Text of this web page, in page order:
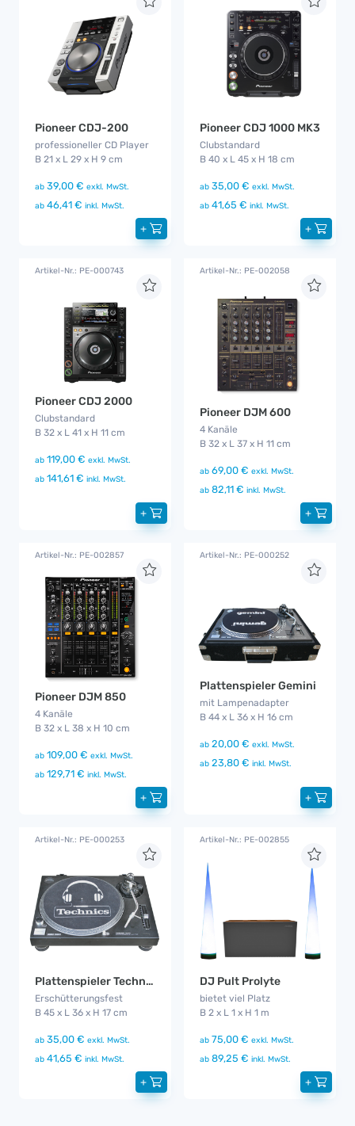
Pioneer CDJ-200
professioneller CD Player
B 21 x L 29 x H 9 cm
ab 39,00 € exkl. MwSt.
ab 46,41 € inkl. MwSt.
+
Pioneer CDJ 1000 MK3
Clubstandard
B 40 x L 45 x H 18 cm
ab 35,00 € exkl. MwSt.
ab 41,65 € inkl. MwSt.
+
Artikel-Nr.: PE-000743
Pioneer CDJ 2000
Clubstandard
B 32 x L 41 x H 11 cm
ab 119,00 € exkl. MwSt.
ab 141,61 € inkl. MwSt.
+
Artikel-Nr.: PE-002058
Pioneer DJM 600
4 Kanäle
B 32 x L 37 x H 11 cm
ab 69,00 € exkl. MwSt.
ab 82,11 € inkl. MwSt.
+
Artikel-Nr.: PE-002857
Pioneer DJM 850
4 Kanäle
B 32 x L 38 x H 10 cm
ab 109,00 € exkl. MwSt.
ab 129,71 € inkl. MwSt.
+
Artikel-Nr.: PE-000252
Plattenspieler Gemini
mit Lampenadapter
B 44 x L 36 x H 16 cm
ab 20,00 € exkl. MwSt.
ab 23,80 € inkl. MwSt.
+
Artikel-Nr.: PE-000253
Plattenspieler Technics MK 2
Erschütterungsfest
B 45 x L 36 x H 17 cm
ab 35,00 € exkl. MwSt.
ab 41,65 € inkl. MwSt.
+
Artikel-Nr.: PE-002855
DJ Pult Prolyte
bietet viel Platz
B 2 x L 1 x H 1 m
ab 75,00 € exkl. MwSt.
ab 89,25 € inkl. MwSt.
+